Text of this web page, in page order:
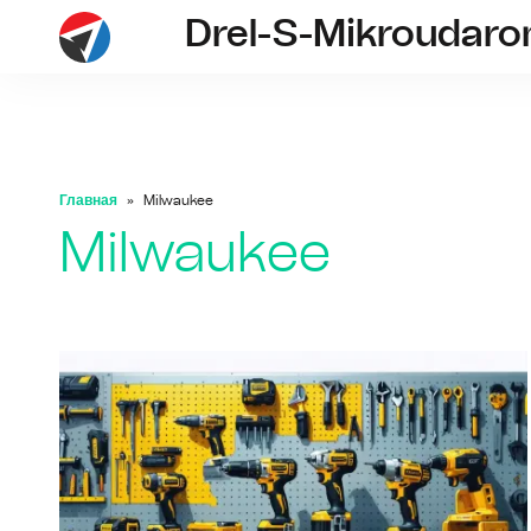
drel-
Drel-S-
Главная Milwaukee
Milwaukee